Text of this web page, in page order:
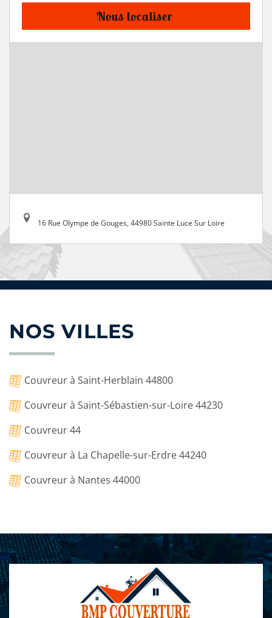
Nous localiser
16 Rue Olympe de Gouges, 44980 Sainte Luce Sur Loire
NOS VILLES
Couvreur à Saint-Herblain 44800
Couvreur à Saint-Sébastien-sur-Loire 44230
Couvreur 44
Couvreur à La Chapelle-sur-Erdre 44240
Couvreur à Nantes 44000